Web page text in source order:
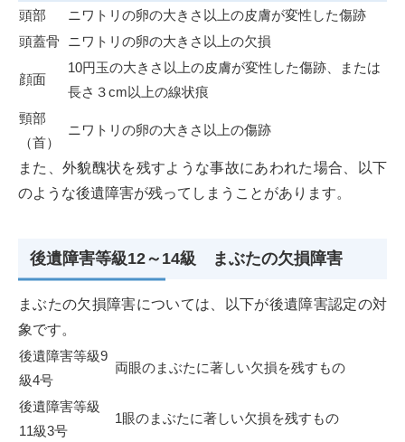
頭部
ニワトリの卵の大きさ以上の皮膚が変性した傷跡
頭蓋骨 ニワトリの卵の大きさ以上の欠損
顔面
10円玉の大きさ以上の皮膚が変性した傷跡、または
長さ３cm以上の線状痕
頸部
（首）
ニワトリの卵の大きさ以上の傷跡
また、外貌醜状を残すような事故にあわれた場合、以下
のような後遺障害が残ってしまうことがあります。
後遺障害等級12～14級 まぶたの欠損障害
まぶたの欠損障害については、以下が後遺障害認定の対
象です。
後遺障害等級9
級4号
両眼のまぶたに著しい欠損を残すもの
後遺障害等級
11級3号
1眼のまぶたに著しい欠損を残すもの